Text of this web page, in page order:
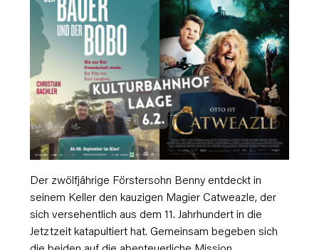
Der zwölfjährige Förstersohn Benny entdeckt in
seinem Keller den kauzigen Magier Catweazle, der
sich versehentlich aus dem 11. Jahrhundert in die
Jetztzeit katapultiert hat. Gemeinsam begeben sich